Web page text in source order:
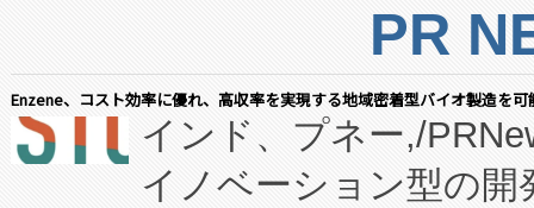
PR
Enzene、コスト効率に優れ、高収率を実現する地域密着型バイオ製造を
インド、プネー,/
イノベーション型の